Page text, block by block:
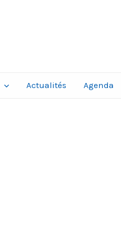
Actualités Agenda